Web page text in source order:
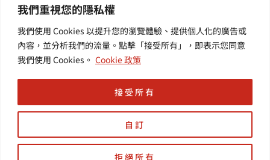
我們重視您的隱私權
我們使用 Cookies 以提升您的瀏覽體驗、提供個人化的廣告或
內容，並分析我們的流量。點擊「接受所有」，即表示您同意
我們使用 Cookies。 Cookie 政策
自訂
拒絕所有
接受所有
容器化平
台應用
其他／加
值服務
r
e
訂閱羽昇
新訊 | 提
產業資訊